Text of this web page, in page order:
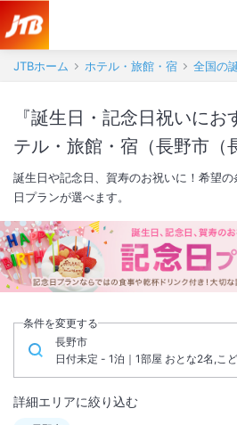
JTBホーム ホテル・旅館・宿 全国の
『誕生日・記念日祝いに
テル・旅館・宿（長野市（
誕生日や記念日、賀寿のお祝いに！希望
日プランが選べます。
条件を変更する
長野市
日付未定 - 1泊｜1部屋 おとな2名,こ
詳細エリアに絞り込む